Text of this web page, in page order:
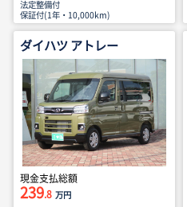
法定整備付
保証付(1年・10,000km)
ダイハツ アトレー
現金支払総額
239.8 万円